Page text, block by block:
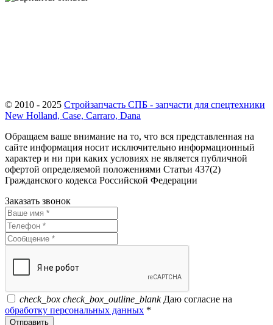
© 2010 - 2025 Стройзапчасть СПБ - запчасти для спецтехники
New Holland, Case, Carraro, Dana
Обращаем ваше внимание на то, что вся представленная на
сайте информация носит исключительно информационный
характер и ни при каких условиях не является публичной
офертой определяемой положениями Статьи 437(2)
Гражданского кодекса Российской Федерации
Заказать звонок
check_box check_box_outline_blankДаю согласие на
обработку персональных данных *
Отправить